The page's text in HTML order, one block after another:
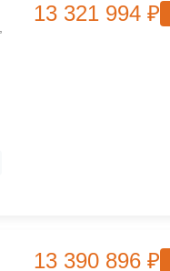
13 321 994 ₽
13 390 896 ₽